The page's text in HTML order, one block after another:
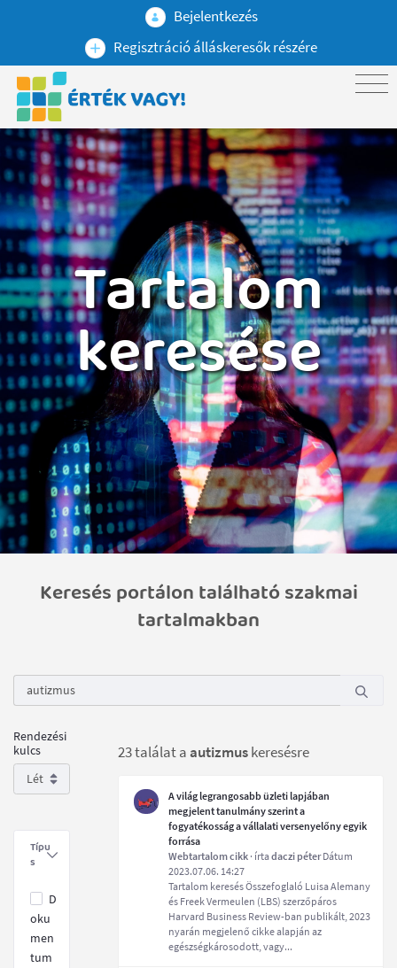
Bejelentkezés
Regisztráció álláskeresők részére
Tartalom
keresése
Keresés portálon található szakmai
tartalmakban
Rendezési
kulcs
Típu
s
D
oku
men
tum
23 találat aautizmuskeresésre
A világ legrangosabb üzleti lapjában
megjelent tanulmány szerint a
fogyatékosság a vállalati versenyelőny egyik
forrása
Webtartalom cikk · írtadaczi péter Dátum
2023.07.06. 14:27
Tartalom keresés Összefoglaló Luisa Alemany
és Freek Vermeulen (LBS) szerzőpáros
Harvard Business Review-ban publikált, 2023
nyarán megjelenő cikke alapján az
egészségkárosodott, vagy...